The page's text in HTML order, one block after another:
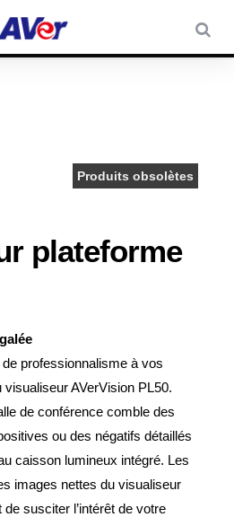
Produits obsolètes
plateforme
professionnalisme à vos
AVerVision PL50.
de conférence comble des
ou des négatifs détaillés
caisson lumineux intégré. Les
images nettes du visualiseur
susciter l’intérêt de votre